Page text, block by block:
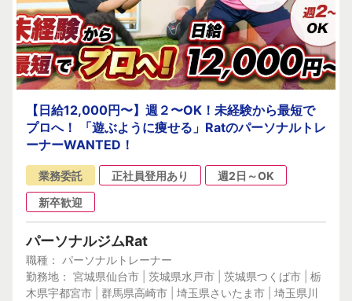
【日給12,000円〜】週２〜OK！未経験から最短で
プロへ！ 「遊ぶように痩せる」Ratのパーソナルトレ
ーナーWANTED！
業務委託 正社員登用あり
週2日～OK
新卒歓迎
パーソナルジムRat
職種： パーソナルトレーナー
勤務地： 宮城県仙台市 | 茨城県水戸市 | 茨城県つくば市 | 栃
木県宇都宮市 | 群馬県高崎市 | 埼玉県さいたま市 | 埼玉県川